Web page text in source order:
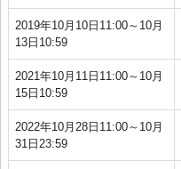
2019年10月10日11:00～10月
13日10:59
2021年10月11日11:00～10月
15日10:59
2022年10月28日11:00～10月
31日23:59